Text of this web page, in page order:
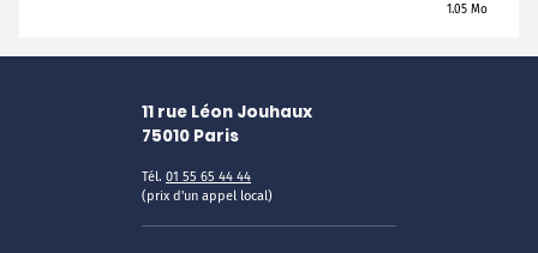
1.05 Mo
11 rue Léon Jouhaux
75010 Paris
Tél. 01 55 65 44 44
(prix d'un appel local)